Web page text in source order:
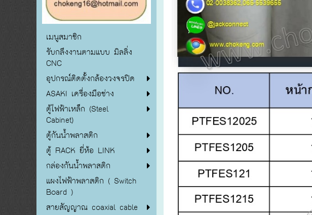
เมนูสมาชิก
รับกลึงงานตามแบบ มิลลิ่ง
CNC
อุปกรณ์ติดตั้งกล้องวงจรปิด
ASAKI เครื่องมือช่าง
ตู้ไฟฟ้าเหล็ก (Steel
Cabinet)
ตู้กันน้ำพลาสติก
ตู้ RACK ยี่ห้อ LINK
กล่องกันน้ำพลาสติก
แผงไฟฟ้าพลาสติก ( Switch
Board )
สายสัญญาณ coaxial cable